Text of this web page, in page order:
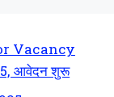
Vacancy
आवेदन शुरू